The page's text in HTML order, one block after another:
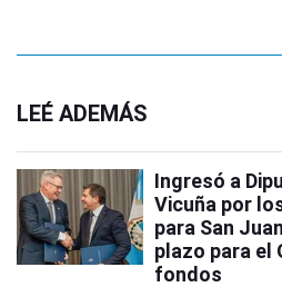
LEÉ ADEMÁS
Ingresó a
Vicuña por
para San
plazo para el
fondos